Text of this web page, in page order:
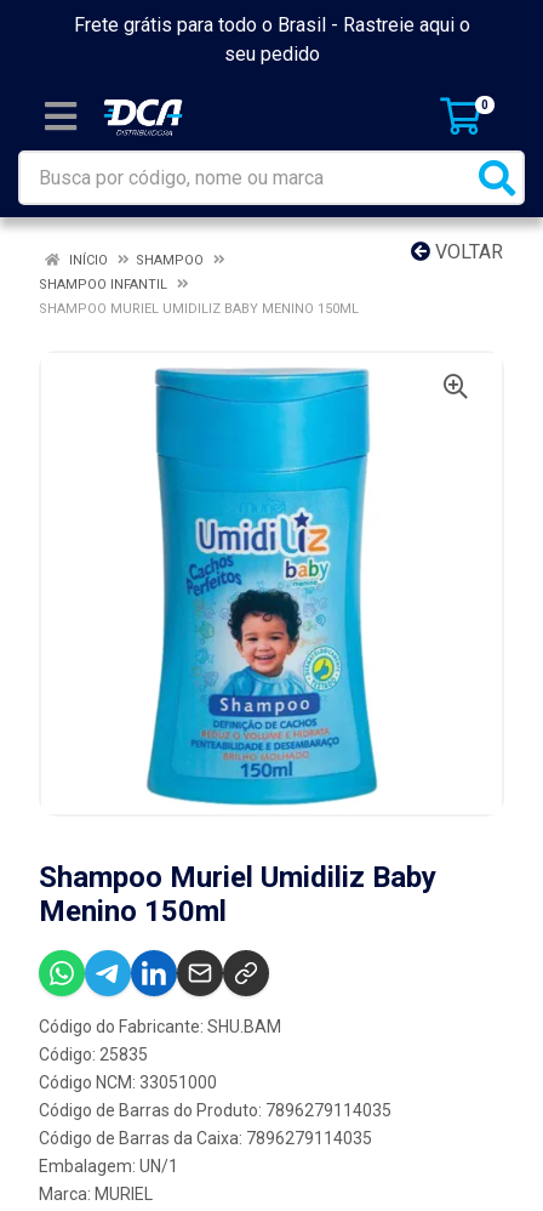
Frete grátis para todo o Brasil - Rastreie aqui o
seu pedido
0
VOLTAR
INÍCIO
SHAMPOO
SHAMPOO INFANTIL
SHAMPOO MURIEL UMIDILIZ BABY MENINO 150ML
Shampoo Muriel Umidiliz Baby
Menino 150ml
Código do Fabricante: SHU.BAM
Código: 25835
Código NCM: 33051000
Código de Barras do Produto: 7896279114035
Código de Barras da Caixa: 7896279114035
Embalagem: UN/1
Marca: MURIEL